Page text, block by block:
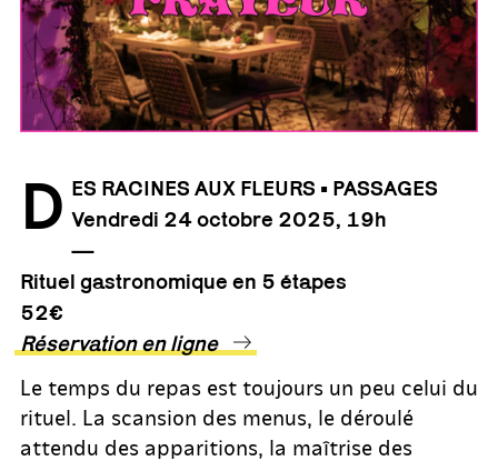
D ES RACINES AUX FLEURS • PASSAGES
Vendredi 24 octobre 2025, 19h
—
Rituel gastronomique en 5 étapes
52€
Réservation en ligne
Le temps du repas est toujours un peu celui du
rituel. La scansion des menus, le déroulé
attendu des apparitions, la maîtrise des